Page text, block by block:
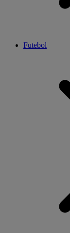
Futebol